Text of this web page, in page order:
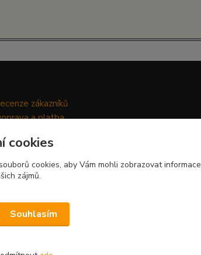
zákazníků
a platba
podmínky
cookies
cookies, aby Vám mohli zobrazovat informace
zájmů.
Souhlasím